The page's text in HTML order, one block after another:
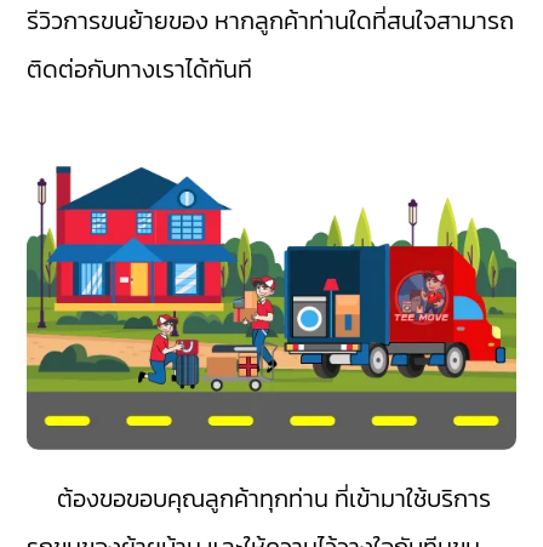
รีวิวการขนย้ายของ หากลูกค้าท่านใดที่สนใจสามารถ
ติดต่อกับทางเราได้ทันที
ต้องขอขอบคุณลูกค้าทุกท่าน ที่เข้ามาใช้บริการ